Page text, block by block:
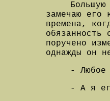
замечаю его
времена,
поручено
однажды он
- Любое
- А я